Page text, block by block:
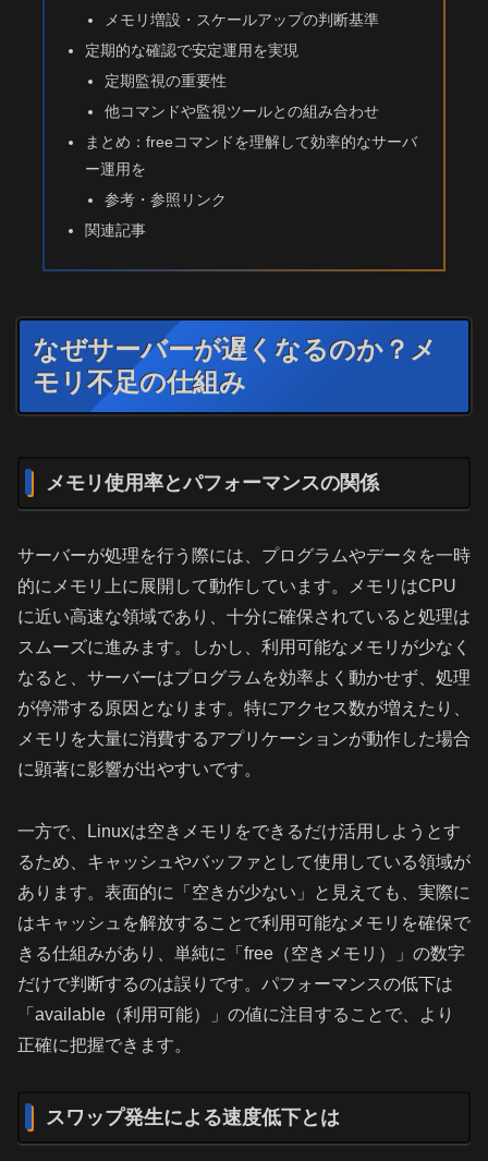
メモリ増設・スケールアップの判断基準
定期的な確認で安定運用を実現
定期監視の重要性
他コマンドや監視ツールとの組み合わせ
まとめ：freeコマンドを理解して効率的なサーバ
ー運用を
参考・参照リンク
関連記事
なぜサーバーが遅くなるのか？メ
モリ不足の仕組み
メモリ使用率とパフォーマンスの関係
サーバーが処理を行う際には、プログラムやデータを一時
的にメモリ上に展開して動作しています。メモリはCPU
に近い高速な領域であり、十分に確保されていると処理は
スムーズに進みます。しかし、利用可能なメモリが少なく
なると、サーバーはプログラムを効率よく動かせず、処理
が停滞する原因となります。特にアクセス数が増えたり、
メモリを大量に消費するアプリケーションが動作した場合
に顕著に影響が出やすいです。
一方で、Linuxは空きメモリをできるだけ活用しようとす
るため、キャッシュやバッファとして使用している領域が
あります。表面的に「空きが少ない」と見えても、実際に
はキャッシュを解放することで利用可能なメモリを確保で
きる仕組みがあり、単純に「free（空きメモリ）」の数字
だけで判断するのは誤りです。パフォーマンスの低下は
「available（利用可能）」の値に注目することで、より
正確に把握できます。
スワップ発生による速度低下とは